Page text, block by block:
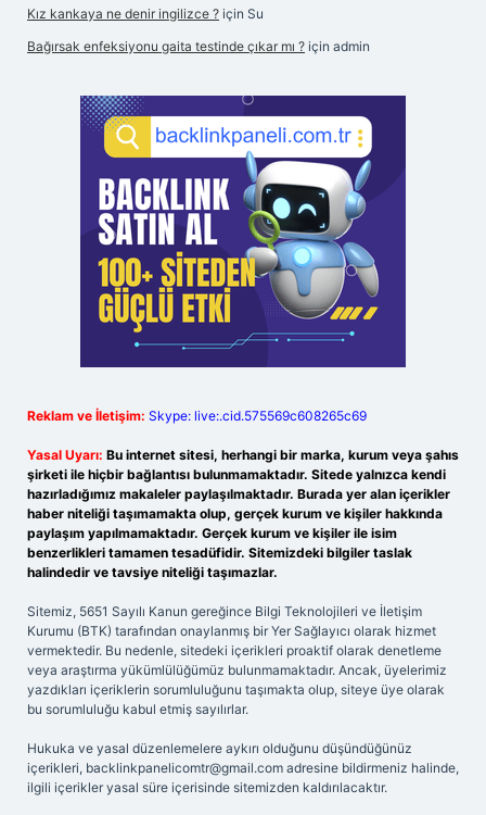
Kız kankaya ne denir ingilizce ? için Su
Bağırsak enfeksiyonu gaita testinde çıkar mı ? için admin
Reklam ve İletişim: Skype: live:.cid.575569c608265c69
Yasal Uyarı: Bu internet sitesi, herhangi bir marka, kurum veya şahıs
şirketi ile hiçbir bağlantısı bulunmamaktadır. Sitede yalnızca kendi
hazırladığımız makaleler paylaşılmaktadır. Burada yer alan içerikler
haber niteliği taşımamakta olup, gerçek kurum ve kişiler hakkında
paylaşım yapılmamaktadır. Gerçek kurum ve kişiler ile isim
benzerlikleri tamamen tesadüfidir. Sitemizdeki bilgiler taslak
halindedir ve tavsiye niteliği taşımazlar.
Sitemiz, 5651 Sayılı Kanun gereğince Bilgi Teknolojileri ve İletişim
Kurumu (BTK) tarafından onaylanmış bir Yer Sağlayıcı olarak hizmet
vermektedir. Bu nedenle, sitedeki içerikleri proaktif olarak denetleme
veya araştırma yükümlülüğümüz bulunmamaktadır. Ancak, üyelerimiz
yazdıkları içeriklerin sorumluluğunu taşımakta olup, siteye üye olarak
bu sorumluluğu kabul etmiş sayılırlar.
Hukuka ve yasal düzenlemelere aykırı olduğunu düşündüğünüz
içerikleri, backlinkpanelicomtr@gmail.com adresine bildirmeniz halinde,
ilgili içerikler yasal süre içerisinde sitemizden kaldırılacaktır.